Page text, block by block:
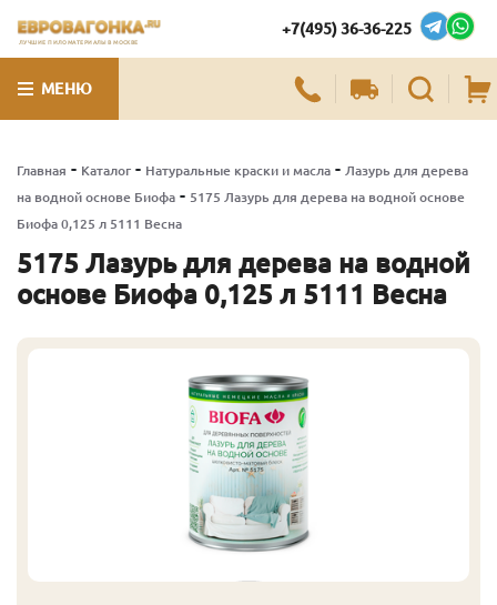
ЛУЧШИЕ ПИЛОМАТЕРИАЛЫ В МОСКВЕ
+7(495) 36-36-225
МЕНЮ
Главная - Каталог - Натуральные краски и масла - Лазурь для дерева
на водной основе Биофа - 5175 Лазурь для дерева на водной основе
Биофа 0,125 л 5111 Весна
5175 Лазурь для дерева на водной
основе Биофа 0,125 л 5111 Весна